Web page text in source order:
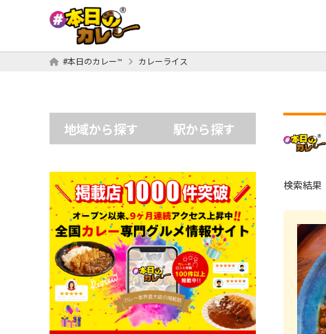
#本日のカレー™ カレーライス
地域から探す 駅から探す
検索結果